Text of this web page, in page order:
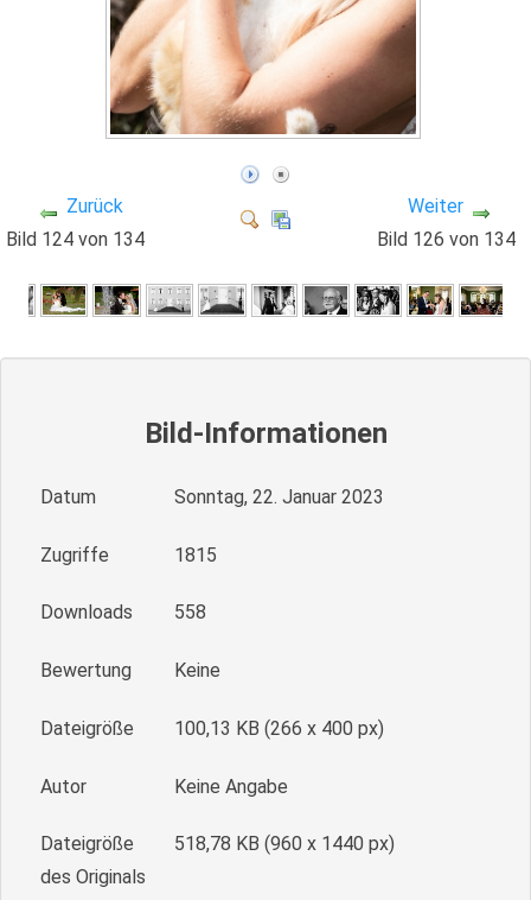
Zurück
Bild 124 von 134
Weiter
Bild 126 von 134
Bild-Informationen
Datum Sonntag, 22. Januar 2023
Zugriffe 1815
Downloads 558
Bewertung Keine
Dateigröße 100,13 KB (266 x 400 px)
Autor Keine Angabe
Dateigröße
des Originals
518,78 KB (960 x 1440 px)